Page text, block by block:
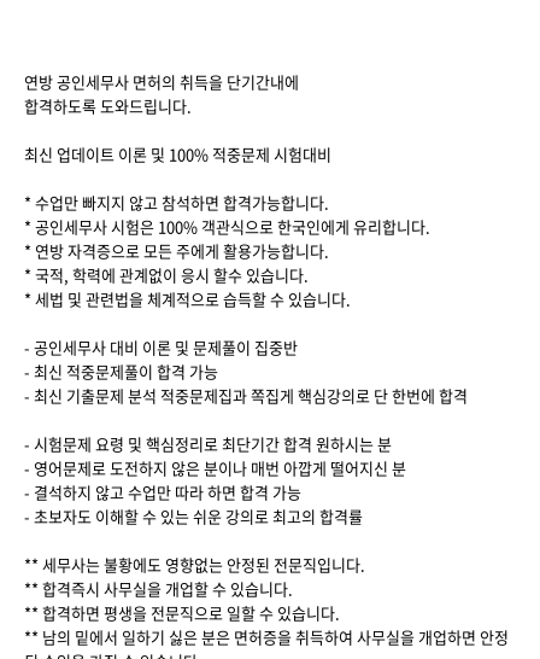
연방 공인세무사 면허의 취득을 단기간내에
합격하도록 도와드립니다.
최신 업데이트 이론 및 100% 적중문제 시험대비
* 수업만 빠지지 않고 참석하면 합격가능합니다.
* 공인세무사 시험은 100% 객관식으로 한국인에게 유리합니다.
* 연방 자격증으로 모든 주에게 활용가능합니다.
* 국적, 학력에 관계없이 응시 할수 있습니다.
* 세법 및 관련법을 체계적으로 습득할 수 있습니다.
- 공인세무사 대비 이론 및 문제풀이 집중반
- 최신 적중문제풀이 합격 가능
- 최신 기출문제 분석 적중문제집과 쪽집게 핵심강의로 단 한번에 합격
- 시험문제 요령 및 핵심정리로 최단기간 합격 원하시는 분
- 영어문제로 도전하지 않은 분이나 매번 아깝게 떨어지신 분
- 결석하지 않고 수업만 따라 하면 합격 가능
- 초보자도 이해할 수 있는 쉬운 강의로 최고의 합격률
** 세무사는 불황에도 영향없는 안정된 전문직입니다.
** 합격즉시 사무실을 개업할 수 있습니다.
** 합격하면 평생을 전문직으로 일할 수 있습니다.
** 남의 밑에서 일하기 싫은 분은 면허증을 취득하여 사무실을 개업하면 안정